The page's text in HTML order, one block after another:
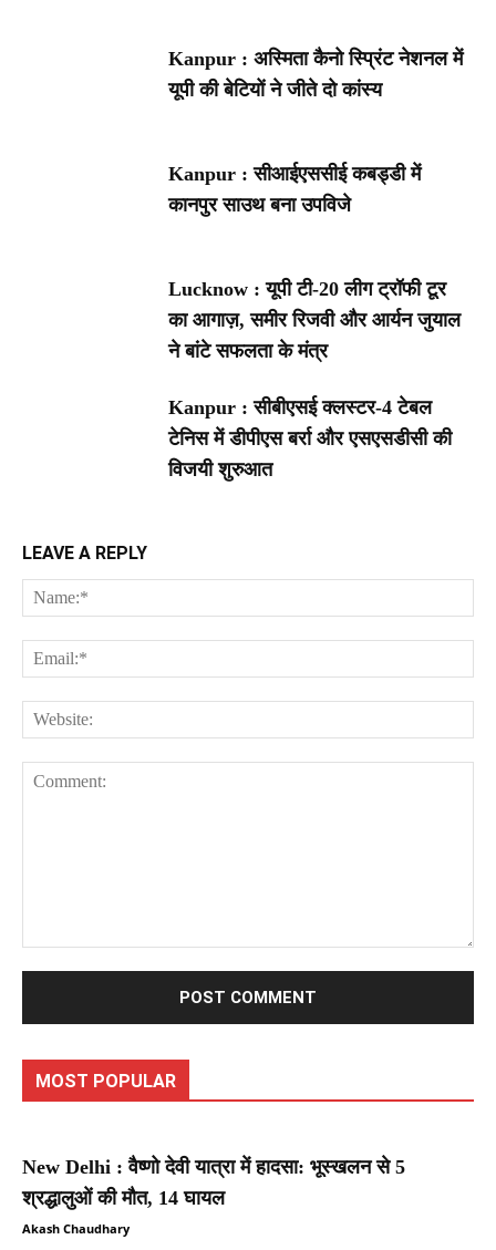
Kanpur : अस्मिता कैनो स्प्रिंट नेशनल में
यूपी की बेटियों ने जीते दो कांस्य
Kanpur : सीआईएससीई कबड्डी में
कानपुर साउथ बना उपविजे
Lucknow : यूपी टी-20 लीग ट्रॉफी टूर
का आगाज़, समीर रिजवी और आर्यन जुयाल
ने बांटे सफलता के मंत्र
Kanpur : सीबीएसई क्लस्टर-4 टेबल
टेनिस में डीपीएस बर्रा और एसएसडीसी की
विजयी शुरुआत
LEAVE A REPLY
MOST POPULAR
New Delhi : वैष्णो देवी यात्रा में हादसा: भूस्खलन से 5
श्रद्धालुओं की मौत, 14 घायल
Akash Chaudhary